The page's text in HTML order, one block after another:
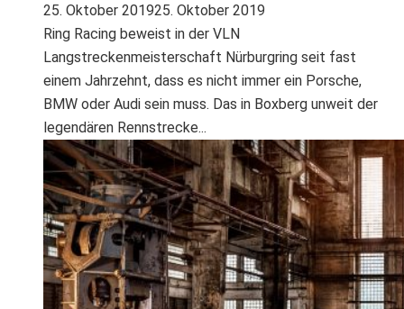
25. Oktober 201925. Oktober 2019
Ring Racing beweist in der VLN
Langstreckenmeisterschaft Nürburgring seit fast
einem Jahrzehnt, dass es nicht immer ein Porsche,
BMW oder Audi sein muss. Das in Boxberg unweit der
legendären Rennstrecke...